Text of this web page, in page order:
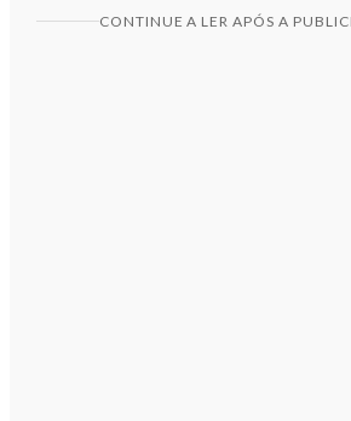
CONTINUE A LER APÓS A